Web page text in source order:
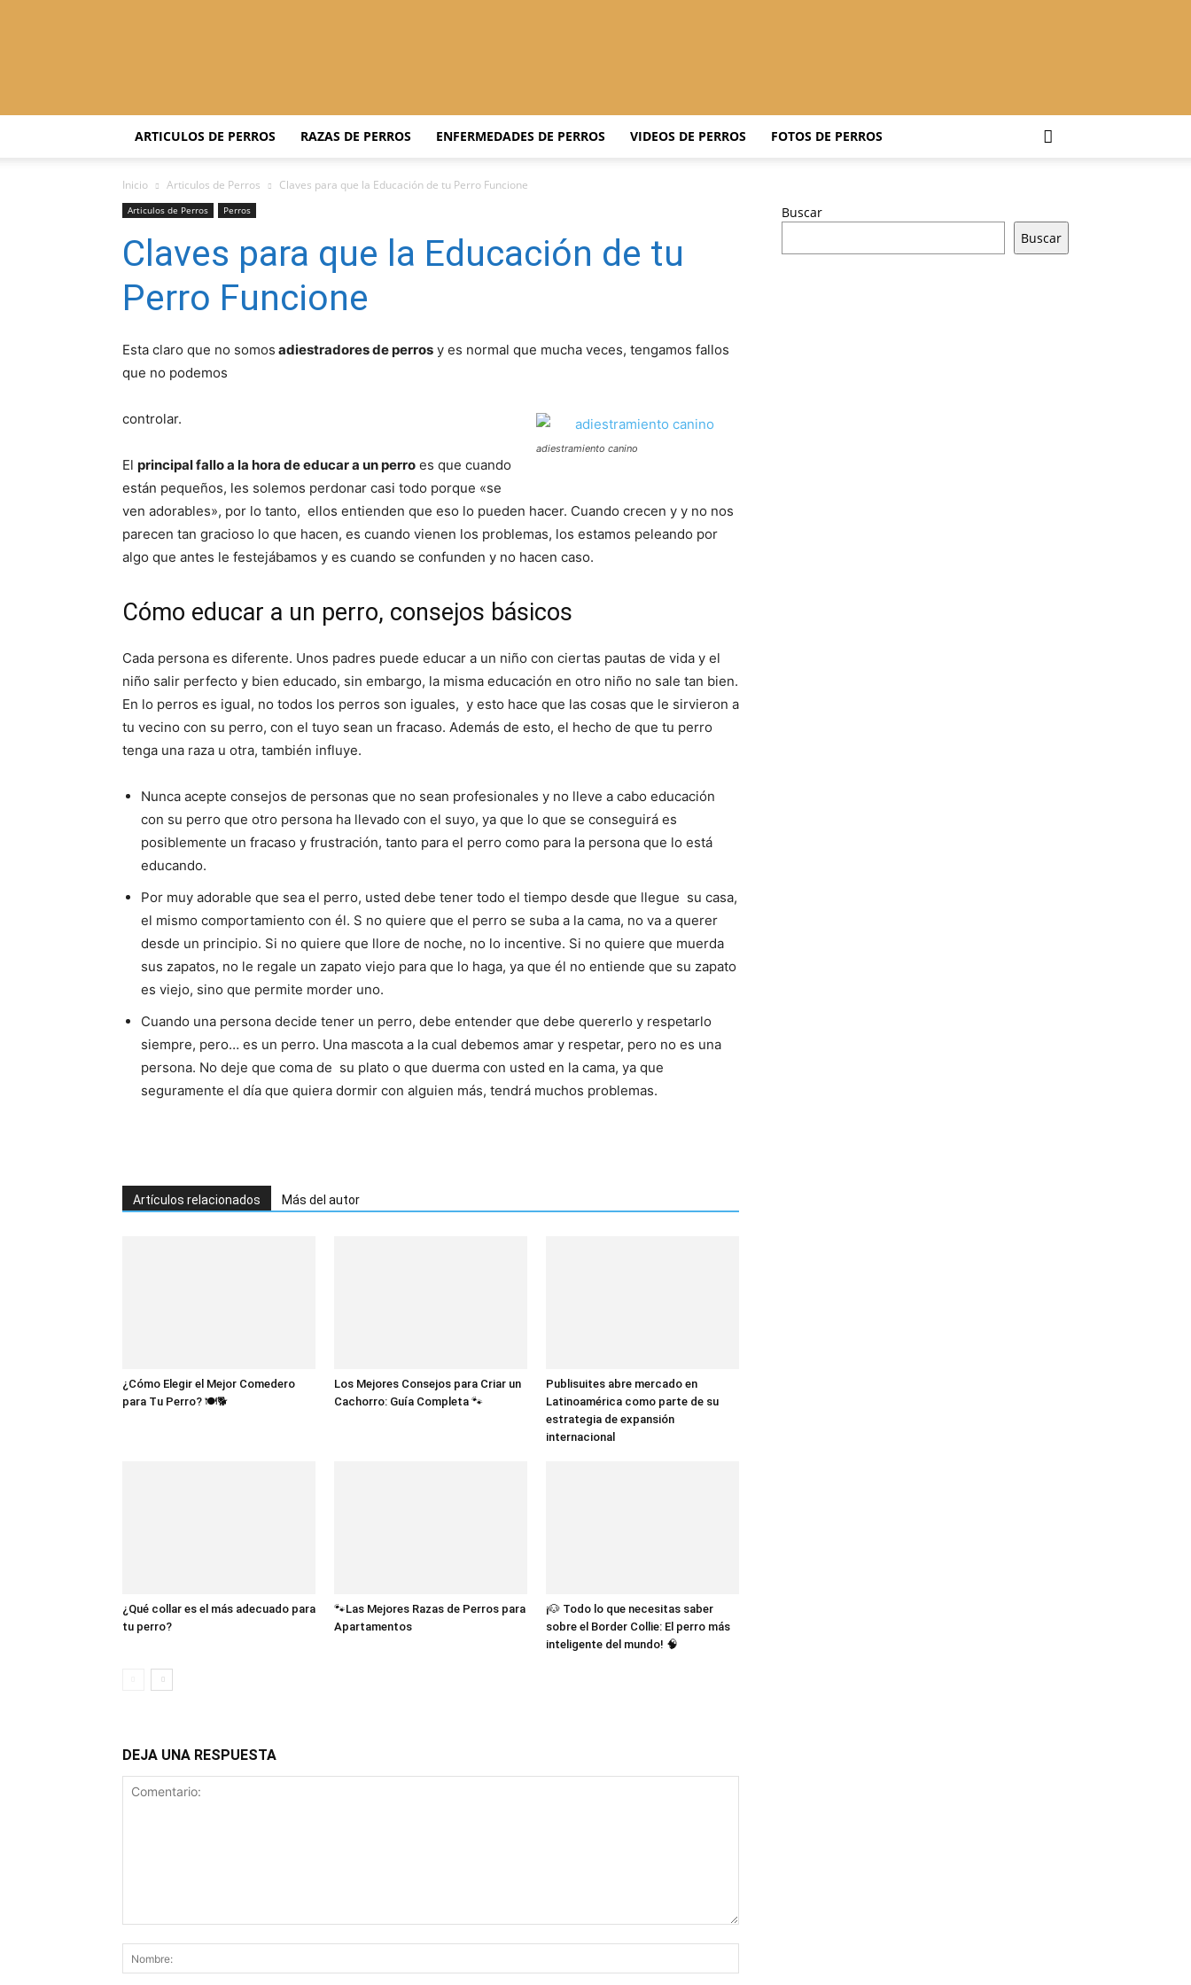
Adiestrar
–
Perros
–
Fotos
de
ARTICULOS DE PERROS RAZAS DE PERROS ENFERMEDADES DE PERROS VIDEOS DE PERROS FOTOS DE PERROS
Inicio Articulos de Perros Claves para que la Educación de tu Perro Funcione
Articulos de Perros Perros
Claves para que la Educación de tu
Perro Funcione
Esta claro que no somos adiestradores de perros y es normal que mucha veces, tengamos fallos
que no podemos
adiestramiento canino
controlar.
El principal fallo a la hora de educar a un perro es que cuando
están pequeños, les solemos perdonar casi todo porque «se
ven adorables», por lo tanto, ellos entienden que eso lo pueden hacer. Cuando crecen y y no nos
parecen tan gracioso lo que hacen, es cuando vienen los problemas, los estamos peleando por
algo que antes le festejábamos y es cuando se confunden y no hacen caso.
Cómo educar a un perro, consejos básicos
Cada persona es diferente. Unos padres puede educar a un niño con ciertas pautas de vida y el
niño salir perfecto y bien educado, sin embargo, la misma educación en otro niño no sale tan bien.
En lo perros es igual, no todos los perros son iguales, y esto hace que las cosas que le sirvieron a
tu vecino con su perro, con el tuyo sean un fracaso. Además de esto, el hecho de que tu perro
tenga una raza u otra, también influye.
Nunca acepte consejos de personas que no sean profesionales y no lleve a cabo educación
con su perro que otro persona ha llevado con el suyo, ya que lo que se conseguirá es
posiblemente un fracaso y frustración, tanto para el perro como para la persona que lo está
educando.
Por muy adorable que sea el perro, usted debe tener todo el tiempo desde que llegue su casa,
el mismo comportamiento con él. S no quiere que el perro se suba a la cama, no va a querer
desde un principio. Si no quiere que llore de noche, no lo incentive. Si no quiere que muerda
sus zapatos, no le regale un zapato viejo para que lo haga, ya que él no entiende que su zapato
es viejo, sino que permite morder uno.
Cuando una persona decide tener un perro, debe entender que debe quererlo y respetarlo
siempre, pero… es un perro. Una mascota a la cual debemos amar y respetar, pero no es una
persona. No deje que coma de su plato o que duerma con usted en la cama, ya que
seguramente el día que quiera dormir con alguien más, tendrá muchos problemas.
Artículos relacionados Más del autor
¿Cómo Elegir el Mejor Comedero
para Tu Perro? 🍽️🐕
Los Mejores Consejos para Criar un
Cachorro: Guía Completa 🐾
Publisuites abre mercado en
Latinoamérica como parte de su
estrategia de expansión
internacional
¿Qué collar es el más adecuado para
tu perro?
🐾Las Mejores Razas de Perros para
Apartamentos
¡🐶 Todo lo que necesitas saber
sobre el Border Collie: El perro más
inteligente del mundo! 🧠
DEJA UNA RESPUESTA
Buscar
Buscar